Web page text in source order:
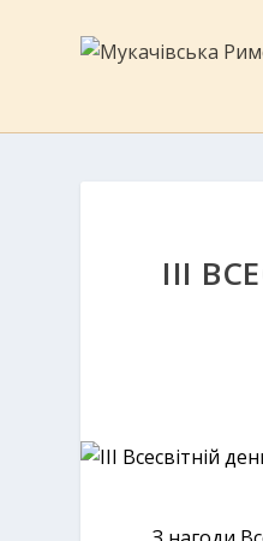
ІІІ